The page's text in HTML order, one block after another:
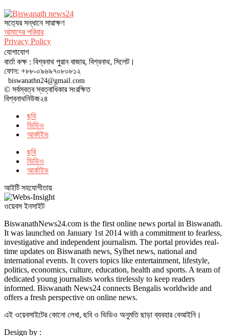
সত‌্যের সন্ধানে সারাক্ষণ
আমাদের পরিবার
Privacy Policy
যোগাযোগ
বার্তা কক্ষ : বিশ্বনাথ পুরান বাজার, বিশ্বনাথ, সিলেট।
ফোন: +৮৮-০৯৬৯৭০৮০৮১২
biswanathn24@gmail.com
© সর্বস্বত্ব স্বত্বাধিকার সংরক্ষিত
বিশ্বনাথনিউজ২৪
ছবি
ভিডিও
আর্কাইভ
ছবি
ভিডিও
আর্কাইভ
আইটি সহযোগীতায়
ওয়েবস ইনসাইট
BiswanathNews24.com is the first online news portal in Biswanath.
It was launched on January 1st 2014 with a commitment to fearless,
investigative and independent journalism. The portal provides real-
time updates on Biswanath news, Sylhet news, national and
international events. It covers topics like entertainment, lifestyle,
politics, economics, culture, education, health and sports. A team of
dedicated young journalists works tirelessly to keep readers
informed. Biswanath News24 connects Bengalis worldwide and
offers a fresh perspective on online news.
এই ওয়েবসাইটের কোনো লেখা, ছবি ও ভিডিও অনুমতি ছাড়া ব্যবহার বেআইনি।
Design by :